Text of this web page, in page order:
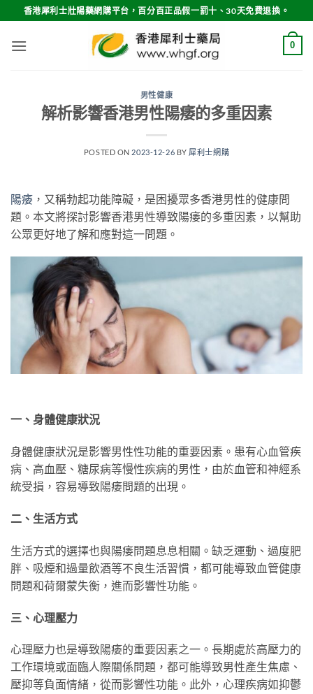
to
content
香港犀利士壯陽藥網購平台，百分百正品假一罰十、30天免費退換。
0
男性健康
解析影響香港男性陽痿的多重因素
POSTED ON 2023-12-26 BY 犀利士網購
陽痿 ，又稱勃起功能障礙，是困擾眾多香港男性的健康問
題。本文將探討影響香港男性導致陽痿的多重因素，以幫助
公眾更好地了解和應對這一問題。
一、身體健康狀況
身體健康狀況是影響男性性功能的重要因素。患有心血管疾
病、高血壓、糖尿病等慢性疾病的男性，由於血管和神經系
統受損，容易導致陽痿問題的出現。
二、生活方式
生活方式的選擇也與陽痿問題息息相關。缺乏運動、過度肥
胖、吸煙和過量飲酒等不良生活習慣，都可能導致血管健康
問題和荷爾蒙失衡，進而影響性功能。
三、心理壓力
心理壓力也是導致陽痿的重要因素之一。長期處於高壓力的
工作環境或面臨人際關係問題，都可能導致男性產生焦慮、
壓抑等負面情緒，從而影響性功能。此外，心理疾病如抑鬱